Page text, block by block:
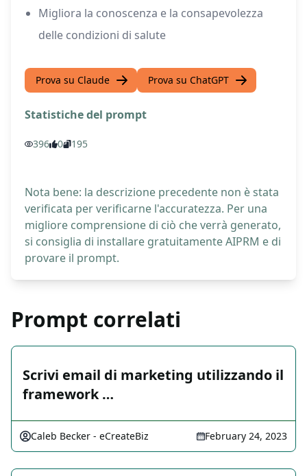
Migliora la conoscenza e la consapevolezza
delle condizioni di salute
Prova su Claude Prova su ChatGPT
Statistiche del prompt
396 0 195
Nota bene: la descrizione precedente non è stata
verificata per verificarne l'accuratezza. Per una
migliore comprensione di ciò che verrà generato,
si consiglia di installare gratuitamente AIPRM e di
provare il prompt.
Prompt correlati
Scrivi email di marketing utilizzando il
framework …
Caleb Becker - eCreateBiz February 24, 2023